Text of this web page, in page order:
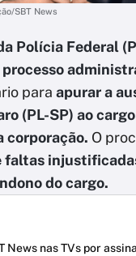
SBT News
Polícia Federal
processo
para apurar a
(PL-SP) ao
corporação. O
faltas
do cargo.
News nas TVs por